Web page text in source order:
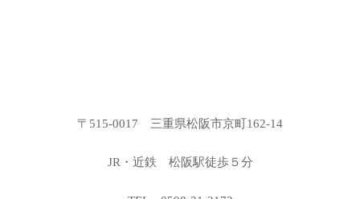
〒515-0017 三重県松阪市京町162-14
JR・近鉄 松阪駅徒歩５分